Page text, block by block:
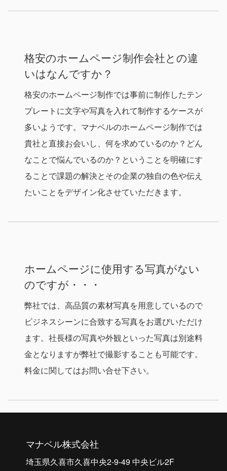
格安のホームページ制作会社との違
いはなんですか？
格安のホームページ制作では事前に制作したテン
プレートに文字や写真を入れて制作するケースが
多いようです。マナベルのホームページ制作では
貴社と直接お会いし、何を求めているのか？どん
なことで悩んでいるのか？ということを明確にす
ることで課題の解決とその企業の独自の色や伝え
たいことをデザイン化させていただきます。
ホームページに使用する写真がない
のですが・・・
弊社では、高品質の素材写真を用意しているので
ビジネスシーンに合致する写真をお選びいただけ
ます。社長様の写真や外観といった写真は別途料
金となりますが弊社で撮影することも可能です。
料金に関してはお問い合せ下さい。
マナベル株式会社
埼玉県久喜市久喜中央2-9-49 中央ビル2F